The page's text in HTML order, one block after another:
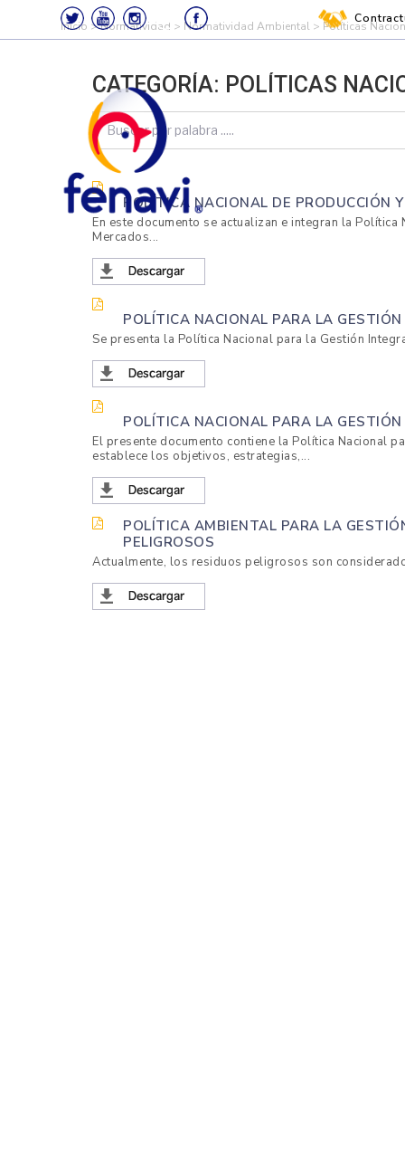
FENAVI –
FEDERACIÓN
NACIONAL
DE
AVICULTORES
DE
COLOMBIA
Avicultores de Colombia
for:
>Normatividad > Normatividad Ambiental > Políticas
CATEGORÍA: POLÍTICAS
POLÍTICA NACIONAL DE PRODUCCIÓN
En este documento se actualizan e integran la
Mercados...
POLÍTICA NACIONAL PARA LA
Se presenta la Política Nacional para la Gestión
POLÍTICA NACIONAL PARA LA
El presente documento contiene la Política Nacional
establece los objetivos, estrategias,...
POLÍTICA AMBIENTAL PARA LA
PELIGROSOS
Actualmente, los residuos peligrosos son